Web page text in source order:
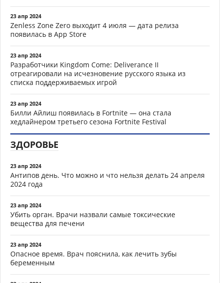
23 апр 2024
Zenless Zone Zero выходит 4 июля — дата релиза
появилась в App Store
23 апр 2024
Разработчики Kingdom Come: Deliverance II
отреагировали на исчезновение русского языка из
списка поддерживаемых игрой
23 апр 2024
Билли Айлиш появилась в Fortnite — она стала
хедлайнером третьего сезона Fortnite Festival
ЗДОРОВЬЕ
23 апр 2024
Антипов день. Что можно и что нельзя делать 24 апреля
2024 года
23 апр 2024
Убить орган. Врачи назвали самые токсические
вещества для печени
23 апр 2024
Опасное время. Врач пояснила, как лечить зубы
беременным